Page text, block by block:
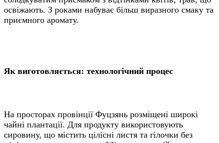
освіжають. З роками набуває більш виразного смаку та
приємного аромату.
Як виготовляється: технологічний процес
На просторах провінції Фуцзянь розміщені широкі
чайні плантації. Для продукту використовують
сировину, що містить цілісні листя та гілочки без